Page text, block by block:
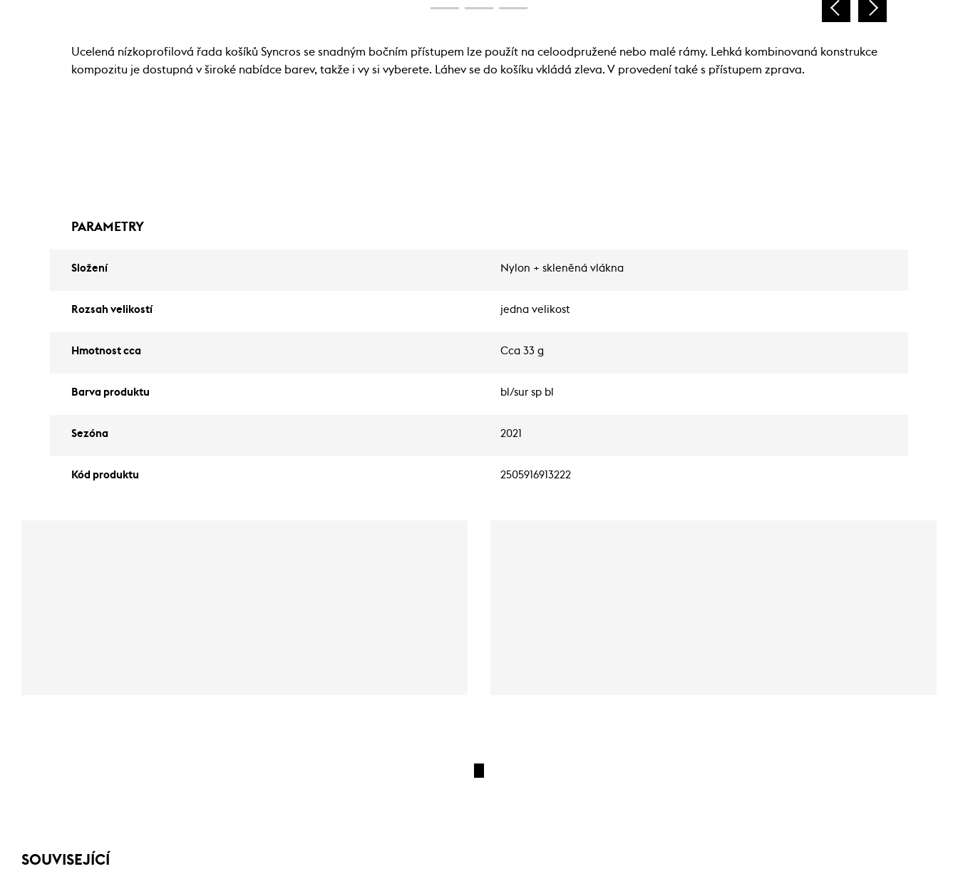
Ucelená nízkoprofilová řada košíků Syncros se snadným bočním přístupem lze použít na celoodpružené nebo malé rámy. Lehká kombinovaná konstrukce
kompozitu je dostupná v široké nabídce barev, takže i vy si vyberete. Láhev se do košíku vkládá zleva. V provedení také s přístupem zprava.
PARAMETRY
Složení Nylon + skleněná vlákna
Rozsah velikostí jedna velikost
Hmotnost cca Cca 33 g
Barva produktu bl/sur sp bl
Sezóna 2021
Kód produktu 2505916913222
SOUVISEJÍCÍ